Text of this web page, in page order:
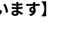
す】